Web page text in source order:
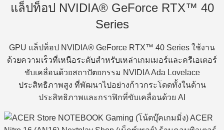
แล็ปท็อป NVIDIA® GeForce RTX™ 40
Series
GPU แล็ปท็อป NVIDIA® GeForce RTX™ 40 Series ใช้งาน
ด้วยความเร็วที่เหนือระดับสำหรับเหล่าเกมเมอร์และครีเอเตอร์
ขับเคลื่อนด้วยสถาปัตยกรรม NVIDIA Ada Lovelace
ประสิทธิภาพสูง ที่พัฒนาไปอย่างก้าวกระโดดทั้งในด้าน
ประสิทธิภาพและกราฟิกที่ขับเคลื่อนด้วย AI